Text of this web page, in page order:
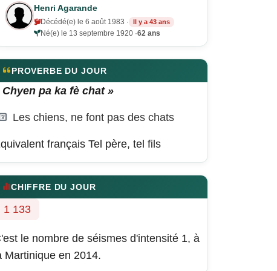
Henri Agarande
Décédé(e) le 6 août 1983 · Il y a 43 ans
Né(e) le 13 septembre 1920 ·62 ans
PROVERBE DU JOUR
Chyen pa ka fè chat »
Les chiens, ne font pas des chats
français Tel père, tel fils
CHIFFRE DU JOUR
1 133
le nombre de séismes d'intensité 1, à
Martinique en 2014.